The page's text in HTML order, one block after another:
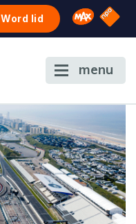
Word lid Omroep
NPO
menu